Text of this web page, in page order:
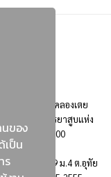
นของ
เป็น
ร
ลองเตย เขตคลองเตย
ชาสัมพันธ์ การยาสูบแห่ง
ร. 0-2229-1000
รีอยุธยา : 999 ม.4 ต.อุทัย